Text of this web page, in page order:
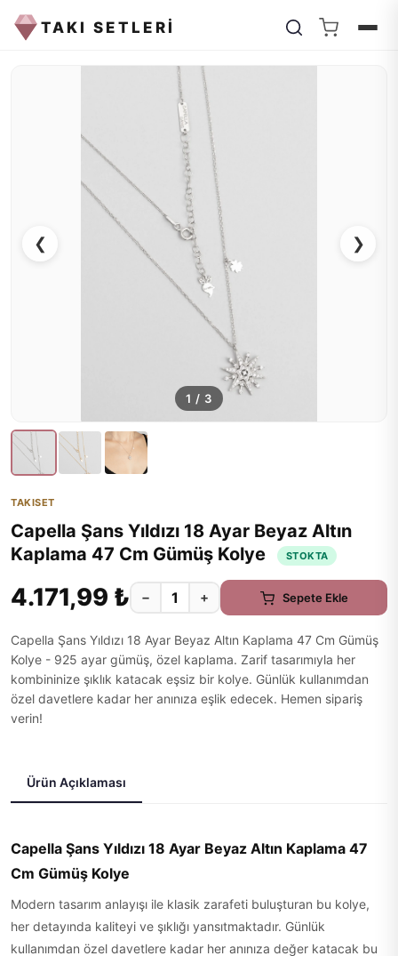
TAKI SETLERİ
❮ ❯
1 / 3
TAKISET
Capella Şans Yıldızı 18 Ayar Beyaz Altın
Kaplama 47 Cm Gümüş Kolye
STOKTA
4.171,99 ₺ − + Sepete Ekle
Capella Şans Yıldızı 18 Ayar Beyaz Altın Kaplama 47 Cm Gümüş
Kolye - 925 ayar gümüş, özel kaplama. Zarif tasarımıyla her
kombininize şıklık katacak eşsiz bir kolye. Günlük kullanımdan
özel davetlere kadar her anınıza eşlik edecek. Hemen sipariş
verin!
Ürün Açıklaması
Capella Şans Yıldızı 18 Ayar Beyaz Altın Kaplama 47
Cm Gümüş Kolye
Modern tasarım anlayışı ile klasik zarafeti buluşturan bu kolye,
her detayında kaliteyi ve şıklığı yansıtmaktadır. Günlük
kullanımdan özel davetlere kadar her anınıza değer katacak bu